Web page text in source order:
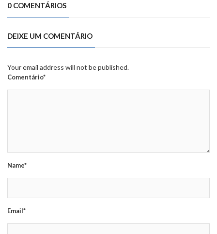
0 COMENTÁRIOS
DEIXE UM COMENTÁRIO
Your email address will not be published.
Comentário*
Name*
Email*